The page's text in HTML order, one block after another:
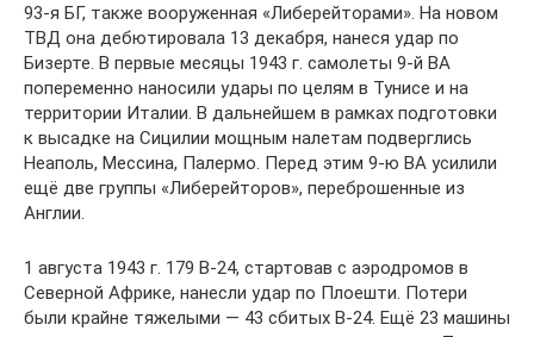
93-я БГ, также вооруженная «Либерейторами». На новом
ТВД она дебютировала 13 декабря, нанеся удар по
Бизерте. В первые месяцы 1943 г. самолеты 9-й ВА
попеременно наносили удары по целям в Тунисе и на
территории Италии. В дальнейшем в рамках подготовки
к высадке на Сицилии мощным налетам подверглись
Неаполь, Мессина, Палермо. Перед этим 9-ю ВА усилили
ещё две группы «Либерейторов», переброшенные из
Англии.
1 августа 1943 г. 179 В-24, стартовав с аэродромов в
Северной Африке, нанесли удар по Плоешти. Потери
были крайне тяжелыми — 43 сбитых В-24. Ещё 23 машины